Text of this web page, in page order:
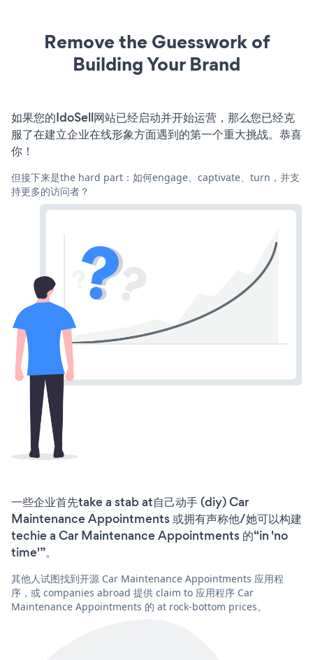
Remove the Guesswork of
Building Your Brand
如果您的IdoSell网站已经启动并开始运营，那么您已经克
服了在建立企业在线形象方面遇到的第一个重大挑战。恭喜
你！
但接下来是the hard part：如何engage、captivate、turn，并支
持更多的访问者？
一些企业首先take a stab at自己动手 (diy) Car
Maintenance Appointments 或拥有声称他/她可以构建
techie a Car Maintenance Appointments 的“in 'no
time'”。
其他人试图找到开源 Car Maintenance Appointments 应用程
序，或 companies abroad 提供 claim to 应用程序 Car
Maintenance Appointments 的 at rock-bottom prices。